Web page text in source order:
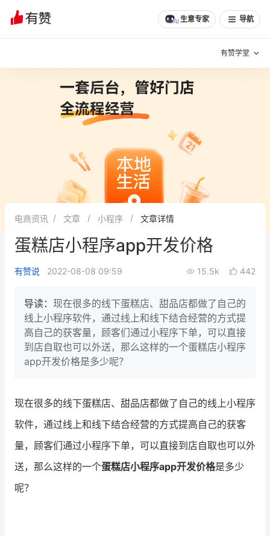
生意专家 导航
有赞学堂
增长方法
有赞专家说
新零售最佳实践
面对面聊增长
新零售茶会
AllValue 战略合作
增长产品指南
智库
行业洞察
品牌消费观 行业报告
电商资讯 文章 小程序 文章详情
蛋糕店小程序app开发价格
有赞说 2022-08-08 09:59 15.5k 442
导读： 现在很多的线下蛋糕店、甜品店都做了自己的
线上小程序软件，通过线上和线下结合经营的方式提
高自己的获客量，顾客们通过小程序下单，可以直接
到店自取也可以外送，那么这样的一个蛋糕店小程序
app开发价格是多少呢？
现在很多的线下蛋糕店、甜品店都做了自己的线上小程序
软件，通过线上和线下结合经营的方式提高自己的获客
量，顾客们通过小程序下单，可以直接到店自取也可以外
送，那么这样的一个蛋糕店小程序app开发价格是多少
呢？